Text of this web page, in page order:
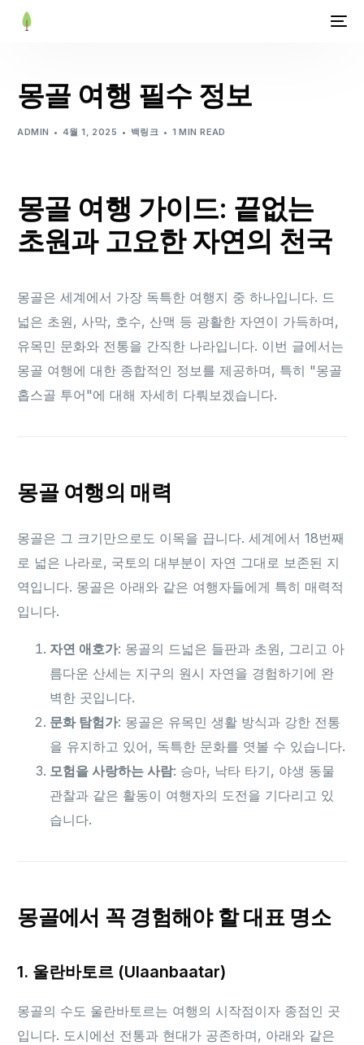
몽골 여행 필수 정보
ADMIN 4월 1, 2025 백링크 1 MIN READ
몽골 여행 가이드: 끝없는
초원과 고요한 자연의 천국
몽골은 세계에서 가장 독특한 여행지 중 하나입니다. 드
넓은 초원, 사막, 호수, 산맥 등 광활한 자연이 가득하며,
유목민 문화와 전통을 간직한 나라입니다. 이번 글에서는
몽골 여행에 대한 종합적인 정보를 제공하며, 특히 "몽골
홉스골 투어"에 대해 자세히 다뤄보겠습니다.
몽골 여행의 매력
몽골은 그 크기만으로도 이목을 끕니다. 세계에서 18번째
로 넓은 나라로, 국토의 대부분이 자연 그대로 보존된 지
역입니다. 몽골은 아래와 같은 여행자들에게 특히 매력적
입니다.
자연 애호가: 몽골의 드넓은 들판과 초원, 그리고 아
름다운 산세는 지구의 원시 자연을 경험하기에 완
벽한 곳입니다.
문화 탐험가: 몽골은 유목민 생활 방식과 강한 전통
을 유지하고 있어, 독특한 문화를 엿볼 수 있습니다.
모험을 사랑하는 사람: 승마, 낙타 타기, 야생 동물
관찰과 같은 활동이 여행자의 도전을 기다리고 있
습니다.
몽골에서 꼭 경험해야 할 대표 명소
1. 울란바토르 (Ulaanbaatar)
몽골의 수도 울란바토르는 여행의 시작점이자 종점인 곳
입니다. 도시에선 전통과 현대가 공존하며, 아래와 같은